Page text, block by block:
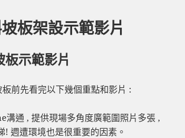
板架設示範影片
示範影片
前先看完以下幾個重點和影片 :
溝通 , 提供現場多角度廣範圍照片多張 ,
! 週遭環境也是很重要的因素。